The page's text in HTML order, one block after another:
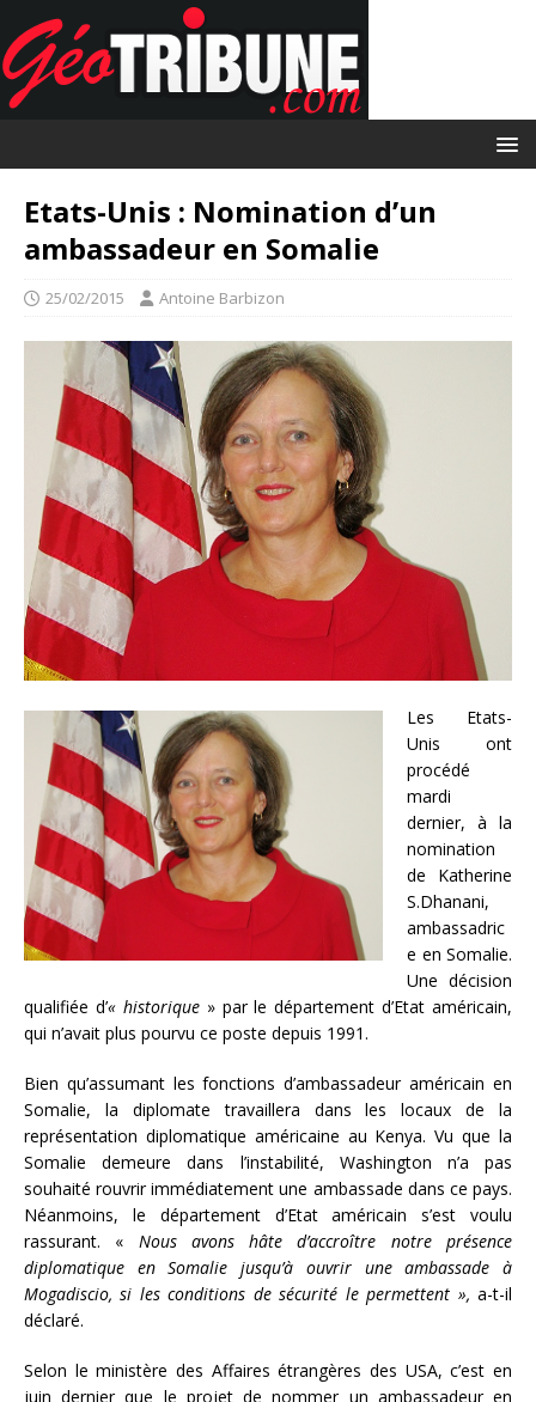
Etats-Unis : Nomination d’un
ambassadeur en Somalie
25/02/2015 Antoine Barbizon
Les Etats-
Unis ont
procédé
mardi
dernier, à la
nomination
de Katherine
S.Dhanani,
ambassadric
e en Somalie.
Une décision
qualifiée d’« historique» par le département d’Etat américain,
qui n’avait plus pourvu ce poste depuis 1991.
Bien qu’assumant les fonctions d’ambassadeur américain en
Somalie, la diplomate travaillera dans les locaux de la
représentation diplomatique américaine au Kenya. Vu que la
Somalie demeure dans l’instabilité, Washington n’a pas
souhaité rouvrir immédiatement une ambassade dans ce pays.
Néanmoins, le département d’Etat américain s’est voulu
rassurant. « Nous avons hâte d’accroître notre présence
diplomatique en Somalie jusqu’à ouvrir une ambassade à
Mogadiscio, si les conditions de sécurité le permettent », a-t-il
déclaré.
Selon le ministère des Affaires étrangères des USA, c’est en
juin dernier que le projet de nommer un ambassadeur en